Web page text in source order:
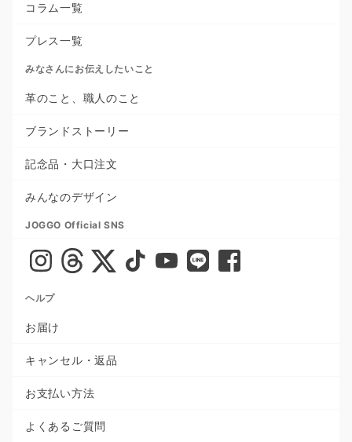
コラム一覧
プレス一覧
みなさんにお伝えしたいこと
革のこと、職人のこと
ブランドストーリー
記念品・大口注文
みんなのデザイン
JOGGO Official SNS
ヘルプ
お届け
キャンセル・返品
お支払い方法
よくあるご質問